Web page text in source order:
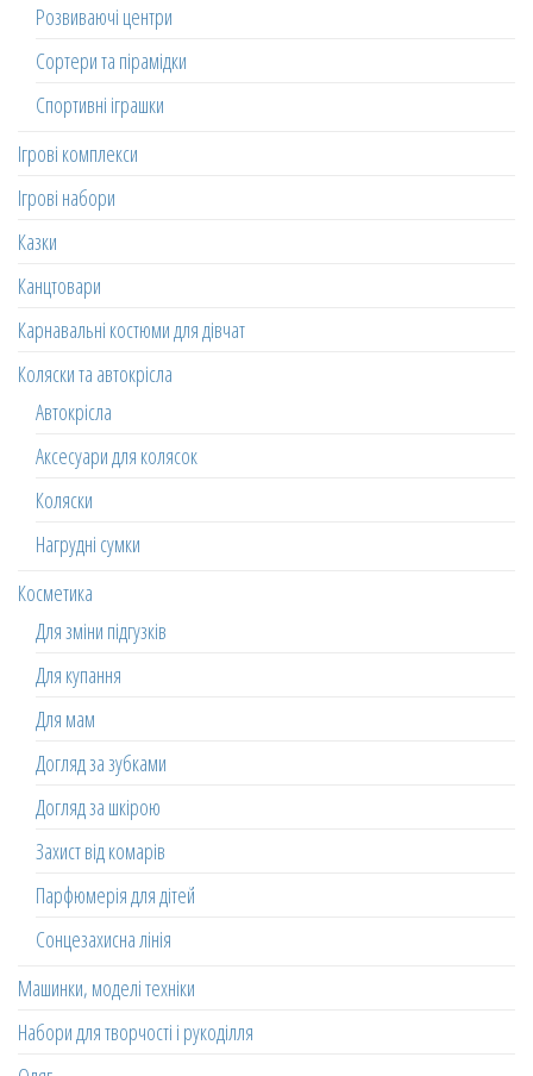
Розвиваючі центри
Сортери та пірамідки
Спортивні іграшки
Ігрові комплекси
Ігрові набори
Казки
Канцтовари
Карнавальні костюми для дівчат
Коляски та автокрісла
Автокрісла
Аксесуари для колясок
Коляски
Нагрудні сумки
Косметика
Для зміни підгузків
Для купання
Для мам
Догляд за зубками
Догляд за шкірою
Захист від комарів
Парфюмерія для дітей
Сонцезахисна лінія
Машинки, моделі техніки
Набори для творчості і рукоділля